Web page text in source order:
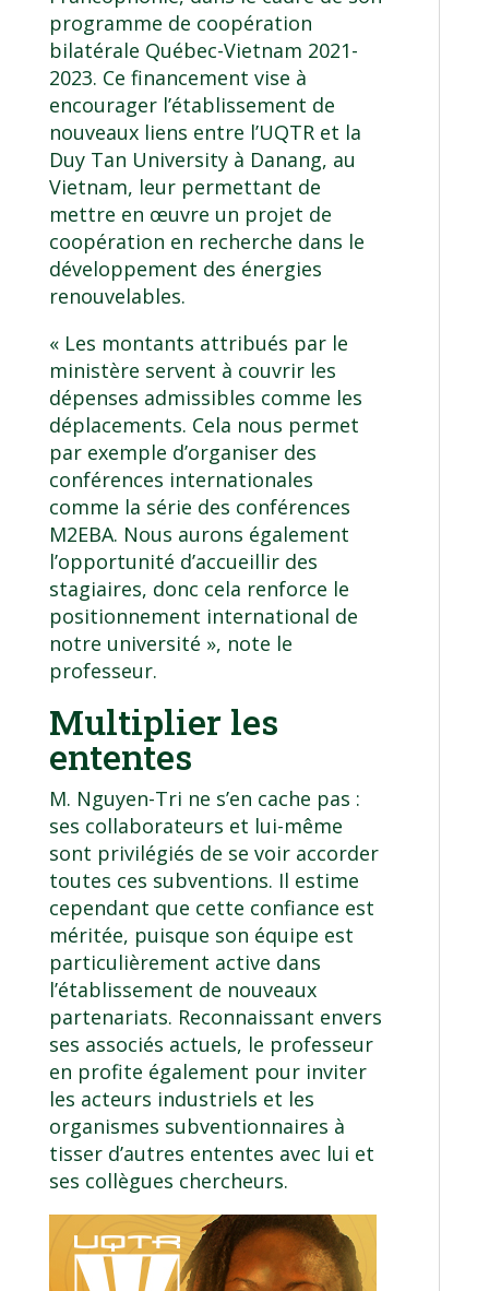
programme de coopération
bilatérale Québec-Vietnam 2021-
2023. Ce financement vise à
encourager l’établissement de
nouveaux liens entre l’UQTR et la
Duy Tan University à Danang, au
Vietnam, leur permettant de
mettre en œuvre un projet de
coopération en recherche dans le
développement des énergies
renouvelables.
« Les montants attribués par le
ministère servent à couvrir les
dépenses admissibles comme les
déplacements. Cela nous permet
par exemple d’organiser des
conférences internationales
comme la série des conférences
M2EBA. Nous aurons également
l’opportunité d’accueillir des
stagiaires, donc cela renforce le
positionnement international de
notre université », note le
professeur.
Multiplier les
ententes
M. Nguyen-Tri ne s’en cache pas :
ses collaborateurs et lui-même
sont privilégiés de se voir accorder
toutes ces subventions. Il estime
cependant que cette confiance est
méritée, puisque son équipe est
particulièrement active dans
l’établissement de nouveaux
partenariats. Reconnaissant envers
ses associés actuels, le professeur
en profite également pour inviter
les acteurs industriels et les
organismes subventionnaires à
tisser d’autres ententes avec lui et
ses collègues chercheurs.